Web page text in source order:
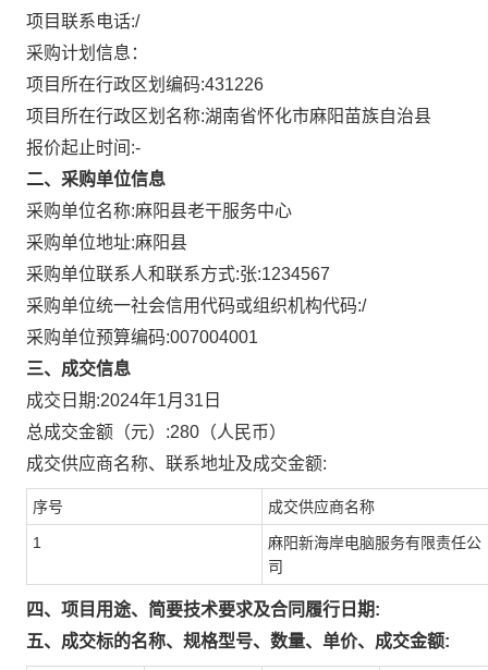
项目联系电话:/
采购计划信息：
项目所在行政区划编码:431226
项目所在行政区划名称:湖南省怀化市麻阳苗族自治县
报价起止时间:-
二、采购单位信息
采购单位名称:麻阳县老干服务中心
采购单位地址:麻阳县
采购单位联系人和联系方式:张:1234567
采购单位统一社会信用代码或组织机构代码:/
采购单位预算编码:007004001
三、成交信息
成交日期:2024年1月31日
总成交金额（元）:280 （人民币）
成交供应商名称、联系地址及成交金额:
序号 成交供应商名称
1
麻阳新海岸电脑服务有限责任公
司
四、项目用途、简要技术要求及合同履行日期:
五、成交标的名称、规格型号、数量、单价、成交金额: